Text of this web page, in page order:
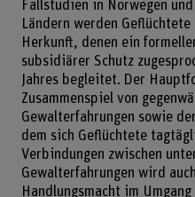
Fallstudien in Norwegen
Ländern werden
Herkunft, denen ein
subsidiärer Schutz
Jahres begleitet. Der
Zusammenspiel von
Gewalterfahrungen sowie
dem sich Geflüchtete
Verbindungen zwischen
Gewalterfahrungen wird
Handlungsmacht im